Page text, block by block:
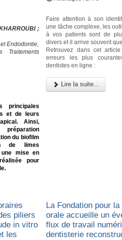
;
Endodontie,
principales
et de leurs
Ainsi,
du biofilm
de limes
une mise en
pour
Faire attention à son
une tâche complexe, les
à vos patients sont de
divers et il arrive souvent
Retrouvez dans cet
erreurs les plus
dentistes en ligne :
Lire la suite...
piliers
in vitro
les
La Fondation pour
orale accueille un
flux de travail
dentisterie